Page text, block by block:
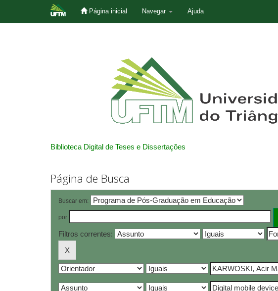
Página inicial Navegar Ajuda
Biblioteca Digital de Teses e Dissertações
Página de Busca
Buscar em:
por
Filtros correntes: